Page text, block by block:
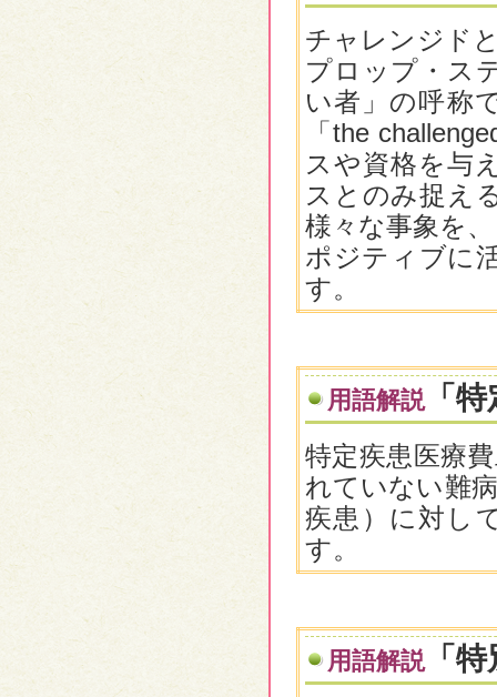
チャレンジド
プロップ・ス
い者」の呼称
「the
スや資格を与
スとのみ捉え
様々な事象を
ポジティブに
す。
用語解説「特
特定疾患医療
れていない難
疾患）に対し
す。
用語解説「特